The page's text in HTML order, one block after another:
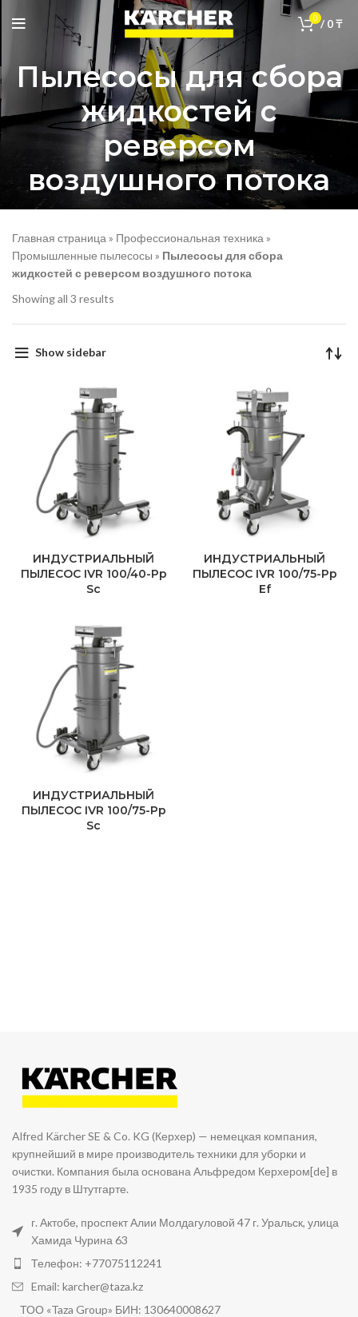
0 / 0₸
Пылесосы для сбора
жидкостей с
реверсом
воздушного потока
Главная страница » Профессиональная техника »
Промышленные пылесосы » Пылесосы для сбора
жидкостей с реверсом воздушного потока
Showing all 3 results
Show sidebar
ИНДУСТРИАЛЬНЫЙ
ПЫЛЕСОС IVR 100/40-Pp
Sc
ИНДУСТРИАЛЬНЫЙ
ПЫЛЕСОС IVR 100/75-Pp
Ef
ИНДУСТРИАЛЬНЫЙ
ПЫЛЕСОС IVR 100/75-Pp
Sc
Alfred Kärcher SE & Co. KG (Керхер) — немецкая компания,
крупнейший в мире производитель техники для уборки и
очистки. Компания была основана Альфредом Керхером[de] в
1935 году в Штутгарте.
г. Актобе, проспект Алии Молдагуловой 47 г. Уральск, улица
Хамида Чурина 63
Телефон: +77075112241
Email: karcher@taza.kz
ТОО «Taza Group» БИН: 130640008627